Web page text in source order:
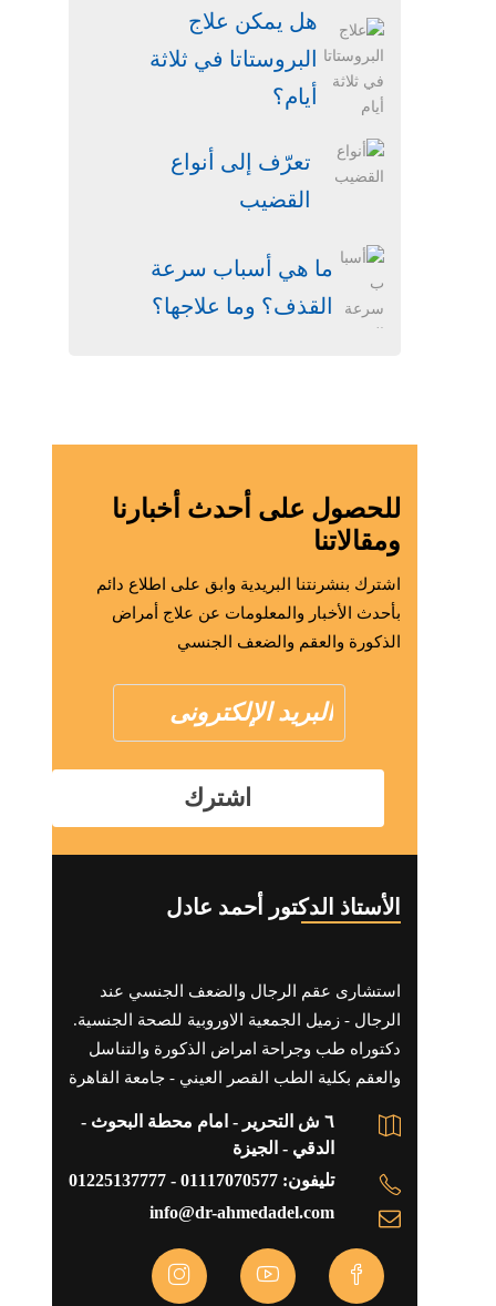
هل يمكن علاج
البروستاتا في ثلاثة
أيام؟
تعرّف إلى أنواع
القضيب
ما هي أسباب سرعة
القذف؟ وما علاجها؟
للحصول على أحدث أخبارنا
ومقالاتنا
اشترك بنشرنتنا البريدية وابق على اطلاع دائم
بأحدث الأخبار والمعلومات عن علاج أمراض
الذكورة والعقم والضعف الجنسي
الأستاذ الدكتور أحمد عادل
استشارى عقم الرجال والضعف الجنسي عند
الرجال - زميل الجمعية الاوروبية للصحة الجنسية.
دكتوراه طب وجراحة امراض الذكورة والتناسل
والعقم بكلية الطب القصر العيني - جامعة القاهرة
٦ ش التحرير - امام محطة البحوث -
الدقي - الجيزة
تليفون: 01117070577 - 01225137777
info@dr-ahmedadel.com